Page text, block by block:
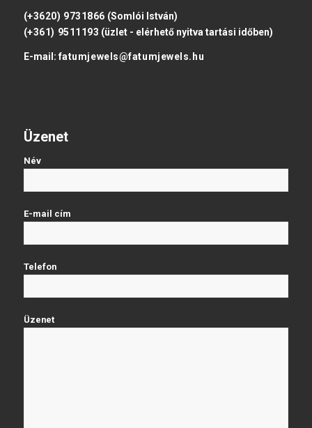
(+3620) 9731866 (Somlói István)
(+361) 9511193 (üzlet - elérhető nyitva tartási időben)
E-mail: fatumjewels@fatumjewels.hu
Üzenet
Név
E-mail cím
Telefon
Üzenet